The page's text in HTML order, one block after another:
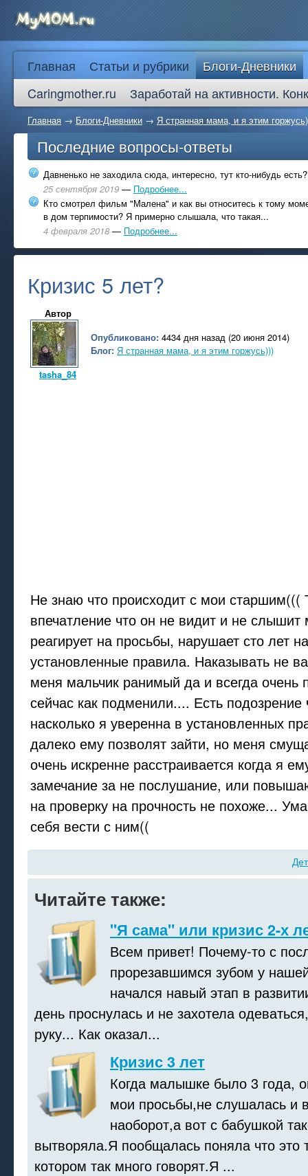
Главная Статьи и рубрики
Блоги-Дневники
Caringmother.ru
Заработай на активности.
Главная → Блоги-Дневники → Я странная мама, и я этим
Последние вопросы-ответы
Давненько не заходила сюда, интересно, тут кто-нибудь есть?
25 сентября 2019 — Подробнее...
Кто смотрел фильм "Малена" и как вы относитесь к тому
в дом терпимости? Я примерно слышала, что такая...
4 февраля 2018 — Подробнее...
Кризис 5 лет?
Автор
tasha_84
Опубликовано: 4434 дня назад (20 июня 2014)
Блог: Я странная мама, и я этим горжусь)))
Не знаю что происходит с мои старшим(((
впечатление что он не видит и не
реагирует на просьбы, нарушает сто лет
установленные правила. Наказывать не
меня мальчик ранимый да и всегда
сейчас как подменили.... Есть подозрение
насколько я уверенна в установленных
далеко ему позволят зайти, но меня
очень искренне расстраивается когда я
замечание за не послушание, или
на проверку на прочность не похоже...
себя вести с ним((
Читайте также:
"Я сама" или кризис 2-х
Всем привет! Почему-то с
прорезавшимся зубом у
начался навый этап в
день проснулась и не захотела
руку... Как оказал...
Кризис 3 лет
Когда малышке было 3 года,
мои просьбы,не слушалась и
наоборот,а вот с бабушкой
вытворяла.Я пообщалась поняла что это
котором так много говорят.Я ...